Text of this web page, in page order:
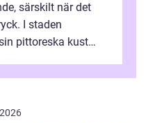
särskilt när det
I staden
pittoreska kust